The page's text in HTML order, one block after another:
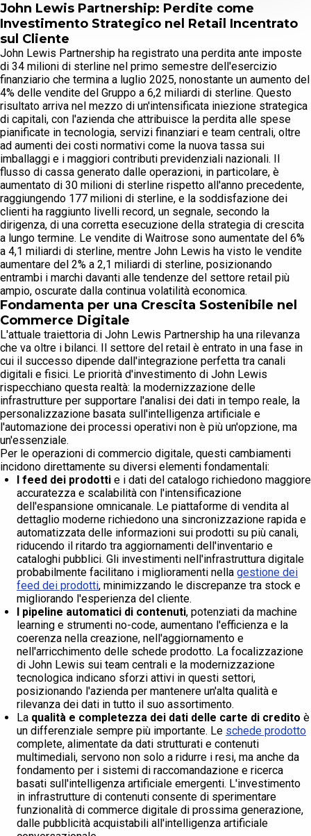
John Lewis Partnership: Perdite come
Investimento Strategico nel Retail Incentrato
sul Cliente
John Lewis Partnership ha registrato una perdita ante imposte
di 34 milioni di sterline nel primo semestre dell'esercizio
finanziario che termina a luglio 2025, nonostante un aumento del
4% delle vendite del Gruppo a 6,2 miliardi di sterline. Questo
risultato arriva nel mezzo di un'intensificata iniezione strategica
di capitali, con l'azienda che attribuisce la perdita alle spese
pianificate in tecnologia, servizi finanziari e team centrali, oltre
ad aumenti dei costi normativi come la nuova tassa sui
imballaggi e i maggiori contributi previdenziali nazionali. Il
flusso di cassa generato dalle operazioni, in particolare, è
aumentato di 30 milioni di sterline rispetto all'anno precedente,
raggiungendo 177 milioni di sterline, e la soddisfazione dei
clienti ha raggiunto livelli record, un segnale, secondo la
dirigenza, di una corretta esecuzione della strategia di crescita
a lungo termine. Le vendite di Waitrose sono aumentate del 6%
a 4,1 miliardi di sterline, mentre John Lewis ha visto le vendite
aumentare del 2% a 2,1 miliardi di sterline, posizionando
entrambi i marchi davanti alle tendenze del settore retail più
ampio, oscurate dalla continua volatilità economica.
Fondamenta per una Crescita Sostenibile nel
Commerce Digitale
L'attuale traiettoria di John Lewis Partnership ha una rilevanza
che va oltre i bilanci. Il settore del retail è entrato in una fase in
cui il successo dipende dall'integrazione perfetta tra canali
digitali e fisici. Le priorità d'investimento di John Lewis
rispecchiano questa realtà: la modernizzazione delle
infrastrutture per supportare l'analisi dei dati in tempo reale, la
personalizzazione basata sull'intelligenza artificiale e
l'automazione dei processi operativi non è più un'opzione, ma
un'essenziale.
Per le operazioni di commercio digitale, questi cambiamenti
incidono direttamente su diversi elementi fondamentali:
I feed dei prodotti e i dati del catalogo richiedono maggiore
accuratezza e scalabilità con l'intensificazione
dell'espansione omnicanale. Le piattaforme di vendita al
dettaglio moderne richiedono una sincronizzazione rapida e
automatizzata delle informazioni sui prodotti su più canali,
riducendo il ritardo tra aggiornamenti dell'inventario e
cataloghi pubblici. Gli investimenti nell'infrastruttura digitale
probabilmente facilitano i miglioramenti nella gestione dei
feed dei prodotti, minimizzando le discrepanze tra stock e
migliorando l'esperienza del cliente.
I pipeline automatici di contenuti, potenziati da machine
learning e strumenti no-code, aumentano l'efficienza e la
coerenza nella creazione, nell'aggiornamento e
nell'arricchimento delle schede prodotto. La focalizzazione
di John Lewis sui team centrali e la modernizzazione
tecnologica indicano sforzi attivi in questi settori,
posizionando l'azienda per mantenere un'alta qualità e
rilevanza dei dati in tutto il suo assortimento.
La qualità e completezza dei dati delle carte di credito è
un differenziale sempre più importante. Le schede prodotto
complete, alimentate da dati strutturati e contenuti
multimediali, servono non solo a ridurre i resi, ma anche da
fondamento per i sistemi di raccomandazione e ricerca
basati sull'intelligenza artificiale emergenti. L'investimento
in infrastrutture di contenuti consente di sperimentare
funzionalità di commerce digitale di prossima generazione,
dalle pubblicità acquistabili all'intelligenza artificiale